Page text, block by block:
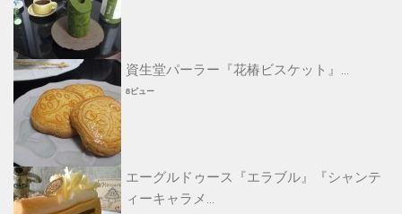
資生堂パーラー『花椿ビスケット』...
8ビュー
エーグルドゥース『エラブル』『シャンテ
ィーキャラメ...